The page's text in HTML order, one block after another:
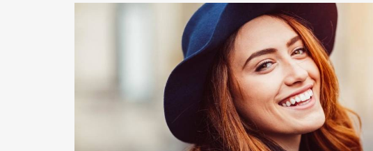
READ MORE